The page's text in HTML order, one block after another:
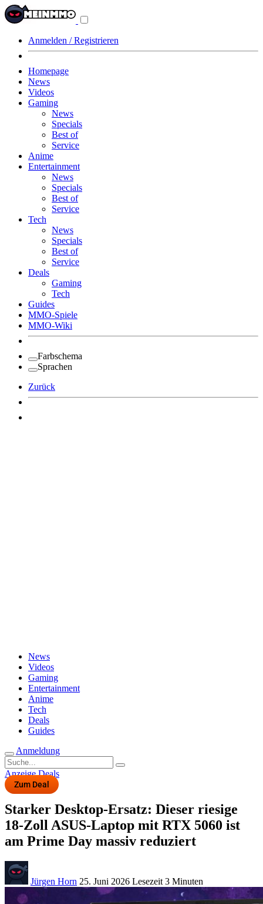
Anmelden / Registrieren
Homepage
News
Videos
Gaming
News
Specials
Best of
Service
Anime
Entertainment
News
Specials
Best of
Service
Tech
News
Specials
Best of
Service
Deals
Gaming
Tech
Guides
MMO-Spiele
MMO-Wiki
Farbschema
Sprachen
Zurück
News
Videos
Gaming
Entertainment
Anime
Tech
Deals
Guides
Anmeldung
Suche
nach:
Anzeige Deals
Zum Deal
Starker Desktop-Ersatz: Dieser riesige
18-Zoll ASUS-Laptop mit RTX 5060 ist
am Prime Day massiv reduziert
Jürgen Horn 25. Juni 2026 Lesezeit 3 Minuten